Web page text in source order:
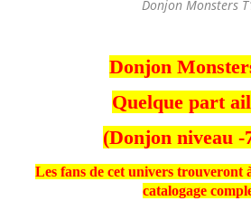
Donjon Monsters
Donjon
Quelque part
(Donjon niveau -
Les fans de cet univers trouveront
catalogage